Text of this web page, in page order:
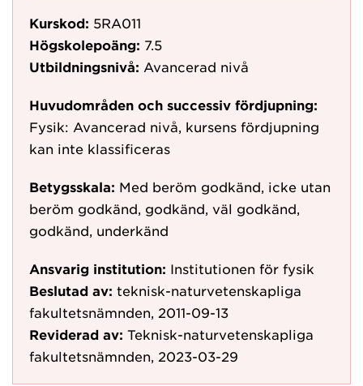
Kurskod: 5RA011
Högskolepoäng: 7.5
Utbildningsnivå: Avancerad nivå
Huvudområden och successiv fördjupning:
Fysik: Avancerad nivå, kursens fördjupning
kan inte klassificeras
Betygsskala: Med beröm godkänd, icke utan
beröm godkänd, godkänd, väl godkänd,
godkänd, underkänd
Ansvarig institution: Institutionen för fysik
Beslutad av: teknisk-naturvetenskapliga
fakultetsnämnden, 2011-09-13
Reviderad av: Teknisk-naturvetenskapliga
fakultetsnämnden, 2023-03-29